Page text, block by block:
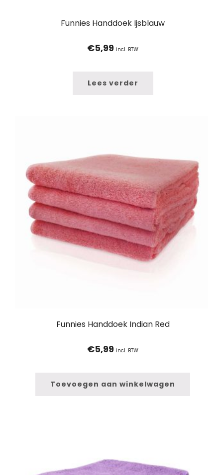
Funnies Handdoek Ijsblauw
€5,99 incl. BTW
Lees verder
Funnies Handdoek Indian Red
€5,99 incl. BTW
Toevoegen aan winkelwagen